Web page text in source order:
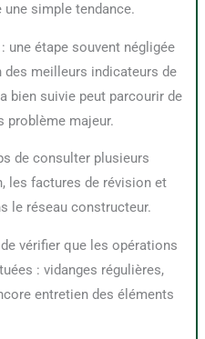
simple tendance.
une étape souvent négligée
bien suivie peut parcourir de
problème majeur.
les factures de révision et
le réseau constructeur.
: vidanges régulières,
entretien des éléments